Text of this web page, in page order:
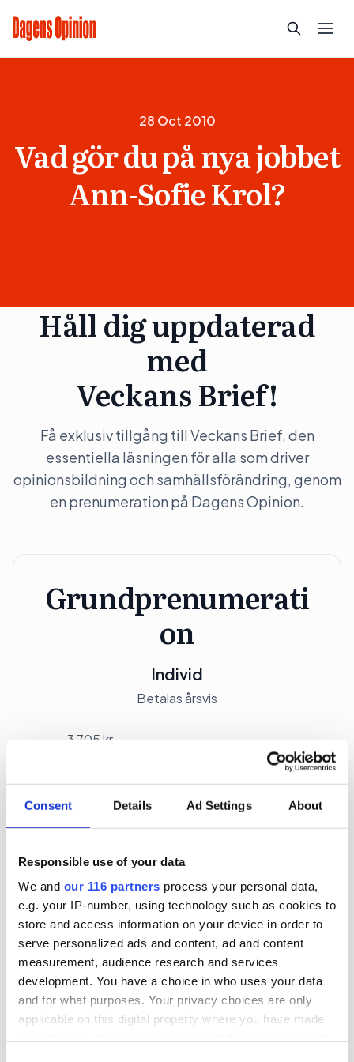
Consent Details Ad Settings About
Responsible use of your data
We and our 116 partners process your personal data,
e.g. your IP-number, using technology such as cookies to
store and access information on your device in order to
serve personalized ads and content, ad and content
measurement, audience research and services
development. You have a choice in who uses your data
and for what purposes. Your privacy choices are only
applicable on this digital property where you have made
28 Oct 2010
Vad gör du på nya jobbet
Ann-Sofie Krol?
Håll dig uppdaterad
med
Veckans Brief!
Få exklusiv tillgång till Veckans Brief, den
essentiella läsningen för alla som driver
opinionsbildning och samhällsförändring, genom
en prenumeration på Dagens Opinion.
Grundprenumerati
on
Individ
Betalas årsvis
3 705 kr
*Moms (6 %) ingår i alla priser.
Företagspaket